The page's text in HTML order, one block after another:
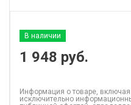
В наличии
1 948 руб.
Информация о товаре,
исключительно